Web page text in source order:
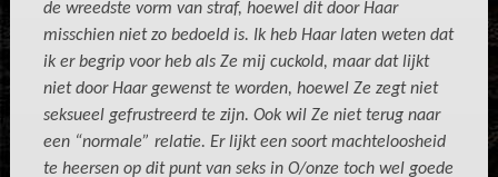
de wreedste vorm van straf, hoewel dit door Haar
misschien niet zo bedoeld is. Ik heb Haar laten weten dat
ik er begrip voor heb als Ze mij cuckold, maar dat lijkt
niet door Haar gewenst te worden, hoewel Ze zegt niet
seksueel gefrustreerd te zijn. Ook wil Ze niet terug naar
een “normale” relatie. Er lijkt een soort machteloosheid
te heersen op dit punt van seks in O/onze toch wel goede